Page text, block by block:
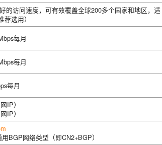
的访问速度，可有效覆盖全球200多个国家和地区，适
选用）
每月
每月
每月
IP）
IP）
BGP网络类型（即CN2+BGP）